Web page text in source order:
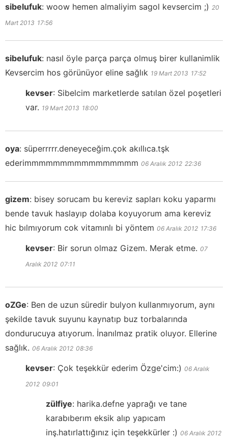
sibelufuk: woow hemen almaliyim sagol kevsercim ;) 20
Mart 2013 17:56
sibelufuk: nasıl öyle parça parça olmuş birer kullanimlik
Kevsercim hos görünüyor eline sağlık 19 Mart 2013 17:52
kevser: Sibelcim marketlerde satılan özel poşetleri
var. 19 Mart 2013 18:00
oya: süperrrrr.deneyeceğim.çok akıllıca.tşk
ederimmmmmmmmmmmmmmmm 06 Aralık 2012 22:36
gizem: bisey sorucam bu kereviz sapları koku yaparmı
bende tavuk haslayıp dolaba koyuyorum ama kereviz
hic bılmıyorum cok vitamınlı bi yöntem 06 Aralık 2012 17:36
kevser: Bir sorun olmaz Gizem. Merak etme. 07
Aralık 2012 07:11
oZGe: Ben de uzun süredir bulyon kullanmıyorum, aynı
şekilde tavuk suyunu kaynatıp buz torbalarında
dondurucuya atıyorum. İnanılmaz pratik oluyor. Ellerine
sağlık. 06 Aralık 2012 08:36
kevser: Çok teşekkür ederim Özge'cim:) 06 Aralık
2012 09:01
zülfiye: harika.defne yaprağı ve tane
karabıberım eksik alıp yapıcam
inş.hatırlattığınız için teşekkürler :) 06 Aralık 2012